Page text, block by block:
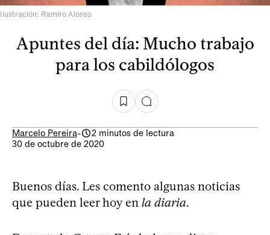
Ilustración: Ramiro Alonso
Apuntes del día: Mucho trabajo
para los cabildólogos
Marcelo Pereira-
2 minutos de lectura
30 de octubre de 2020
Buenos días. Les comento algunas noticias
que pueden leer hoy en la diaria.